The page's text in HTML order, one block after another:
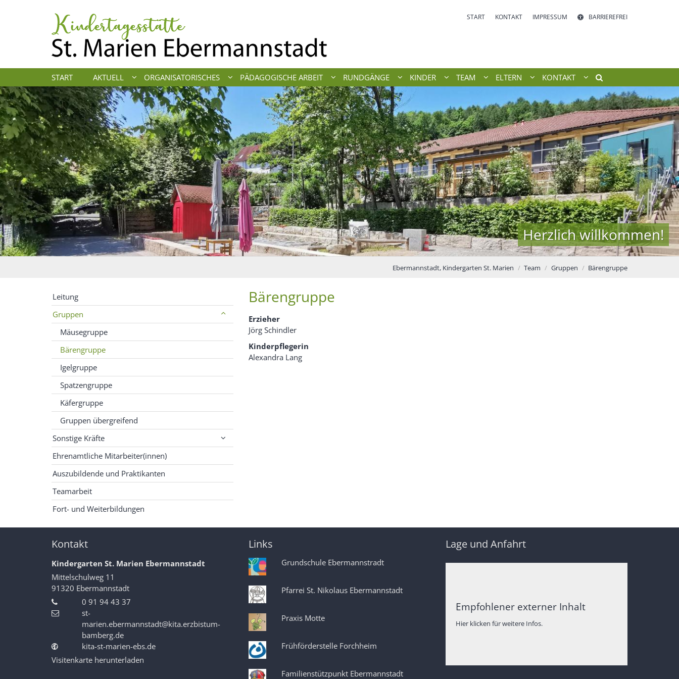
START KONTAKT IMPRESSUM BARRIEREFREI
START AKTUELL ORGANISATORISCHES PÄDAGOGISCHE ARBEIT RUNDGÄNGE KINDER TEAM ELTERN KONTAKT
Herzlich willkommen!
Ebermannstadt, Kindergarten St. Marien Team Gruppen Bärengruppe
Bärengruppe
Erzieher
Jörg Schindler
Kinderpflegerin
Alexandra Lang
Leitung
Gruppen
Mäusegruppe
Bärengruppe
Igelgruppe
Spatzengruppe
Käfergruppe
Gruppen übergreifend
Sonstige Kräfte
Ehrenamtliche Mitarbeiter(innen)
Auszubildende und Praktikanten
Teamarbeit
Fort- und Weiterbildungen
Kontakt
Kindergarten St. Marien Ebermannstadt
Mittelschulweg 11
91320 Ebermannstadt
0 91 94 43 37
st-
marien.ebermannstadt@kita.erzbistum-
bamberg.de
kita-st-marien-ebs.de
Visitenkarte herunterladen
Links
Grundschule Ebermannstradt
Pfarrei St. Nikolaus Ebermannstadt
Praxis Motte
Frühförderstelle Forchheim
Familienstützpunkt Ebermannstadt
Lage und Anfahrt
Empfohlener externer Inhalt
Hier klicken für weitere Infos.